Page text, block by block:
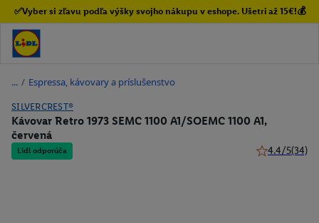
✅Vyber si zľavu podľa výšky svojho nákupu v eshope. Ušetri až 15€!💰
/ Espressa, kávovary a príslušenstvo
SILVERCREST®
Kávovar Retro 1973 SEMC 1100 A1/SOEMC 1100 A1,
červená
Lidl odporúča 4.4/5(34)